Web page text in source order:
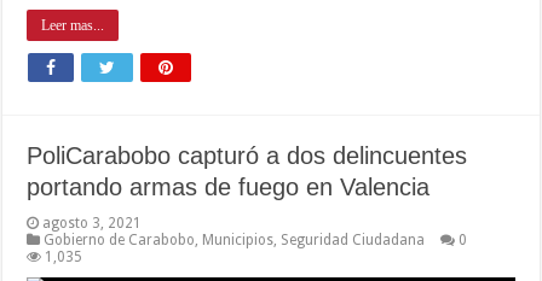
Leer mas...
PoliCarabobo capturó a dos delincuentes
portando armas de fuego en Valencia
agosto 3, 2021
Gobierno de Carabobo Municipios Seguridad Ciudadana
0
1,035